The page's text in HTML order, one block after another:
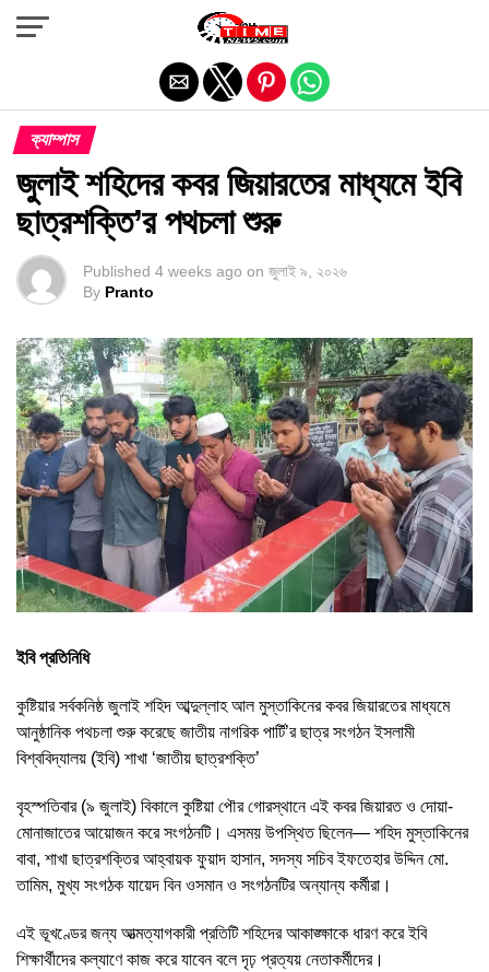
ক্যাম্পাস
জুলাই শহিদের কবর জিয়ারতের মাধ্যমে ইবি
ছাত্রশক্তি’র পথচলা শুরু
Published 4 weeks ago on জুলাই ৯, ২০২৬
By Pranto
ইবি প্রতিনিধি
কুষ্টিয়ার সর্বকনিষ্ঠ জুলাই শহিদ আব্দুল্লাহ আল মুস্তাকিনের কবর জিয়ারতের মাধ্যমে
আনুষ্ঠানিক পথচলা শুরু করেছে জাতীয় নাগরিক পার্টি’র ছাত্র সংগঠন ইসলামী
বিশ্ববিদ্যালয় (ইবি) শাখা ‘জাতীয় ছাত্রশক্তি’
বৃহস্পতিবার (৯ জুলাই) বিকালে কুষ্টিয়া পৌর গোরস্থানে এই কবর জিয়ারত ও দোয়া-
মোনাজাতের আয়োজন করে সংগঠনটি। এসময় উপস্থিত ছিলেন— শহিদ মুস্তাকিনের
বাবা, শাখা ছাত্রশক্তির আহ্বায়ক ফুয়াদ হাসান, সদস্য সচিব ইফতেহার উদ্দিন মো.
তামিম, মুখ্য সংগঠক যায়েদ বিন ওসমান ও সংগঠনটির অন্যান্য কর্মীরা।
এই ভূখণ্ডের জন্য আত্মত্যাগকারী প্রতিটি শহিদের আকাঙ্ক্ষাকে ধারণ করে ইবি
শিক্ষার্থীদের কল্যাণে কাজ করে যাবেন বলে দৃঢ় প্রত্যয় নেতাকর্মীদের।
Exit mobile version